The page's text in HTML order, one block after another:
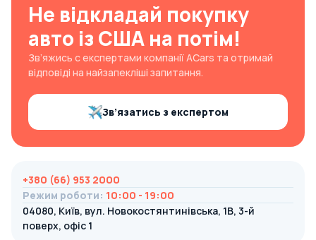
Не відкладай покупку
авто із США на потім!
Зв’яжись с експертами компанії ACars та отримай
відповіді на найзапекліші запитання.
Зв’язатись з експертом
+380 (66) 953 2000
Режим роботи: 10:00 - 19:00
04080, Київ, вул. Новокостянтинівська, 1В, 3-й
поверх, офіс 1